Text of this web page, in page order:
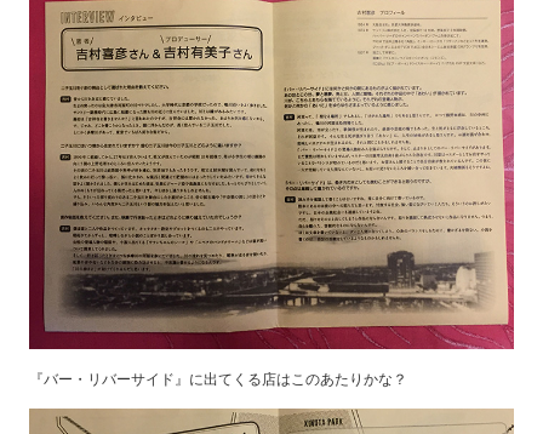
『バー・リバーサイド』に出てくる店はこのあたりかな？